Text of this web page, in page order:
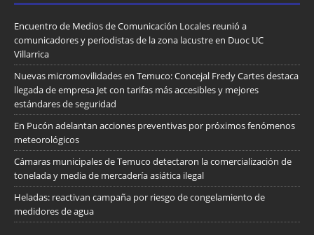
Encuentro de Medios de Comunicación Locales reunió a
comunicadores y periodistas de la zona lacustre en Duoc UC
Villarrica
Nuevas micromovilidades en Temuco: Concejal Fredy Cartes destaca
llegada de empresa Jet con tarifas más accesibles y mejores
estándares de seguridad
En Pucón adelantan acciones preventivas por próximos fenómenos
meteorológicos
Cámaras municipales de Temuco detectaron la comercialización de
tonelada y media de mercadería asiática ilegal
Heladas: reactivan campaña por riesgo de congelamiento de
medidores de agua